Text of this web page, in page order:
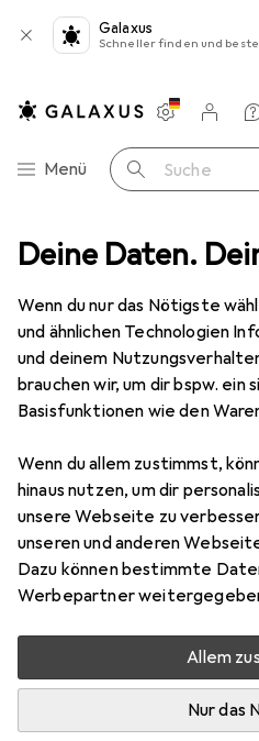
Deine Daten.
Wenn du nur das Nötigste
und ähnlichen Technologien
und deinem
brauchen wir, um dir bspw. ein
Basisfunktionen wie den
Wenn du allem zustimmst,
hinaus nutzen, um dir
unsere Webseite zu
unseren und anderen
Dazu können bestimmte
Werbepartner
Allem
Nur das
Galaxus
Schneller finden und
Navigation nach Kategorien
Menü Suche
Einstellungen
Kundenkonto
Merklisten
Warenkorb
- Lebe im Einklang mit den
EUR
19,95
Maya-
Einklang
Deutsch,
Zubehör für
Workbook - Lebe
den kosmischen
Hier findest du passendes
Astro-Workbook - Lebe im
Zeitqualitäten aus den